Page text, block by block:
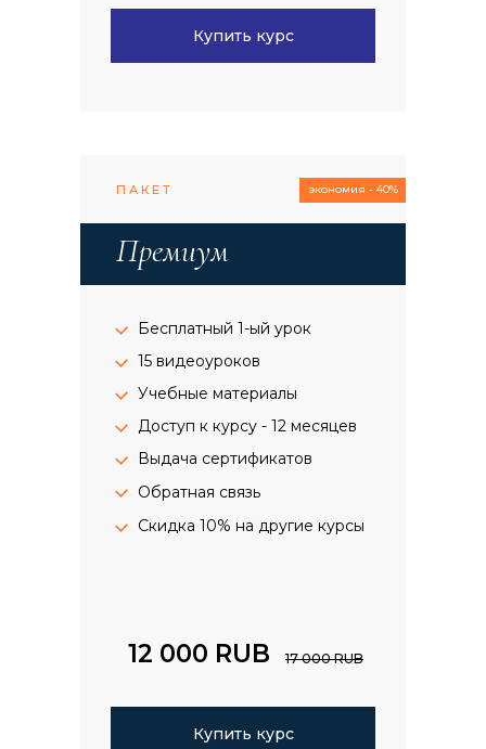
Купить курс
15 видеоуроков
Купить курс
Премиум
Учебные материалы
Доступ к курсу - 12 месяцев
Выдача сертификатов
Обратная связь
ПАКЕТ
Скидка 10% на другие курсы
Бесплатный 1-ый урок
экономия - 40%
12 000 RUB 17 000 RUB